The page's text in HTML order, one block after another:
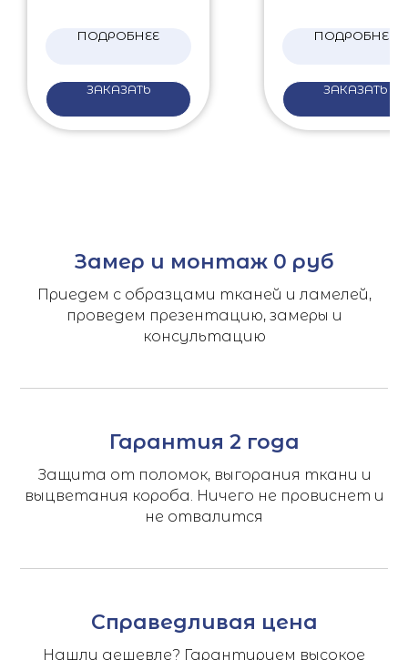
ПОДРОБНЕЕ
ЗАКАЗАТЬ
ПОДРОБНЕЕ
ЗАКАЗАТЬ
Замер и монтаж 0 руб
Приедем с образцами тканей и ламелей,
проведем презентацию, замеры и
консультацию
Гарантия 2 года
Защита от поломок, выгорания ткани и
выцветания короба. Ничего не провиснет и
не отвалится
Справедливая цена
Нашли дешевле? Гарантируем высокое